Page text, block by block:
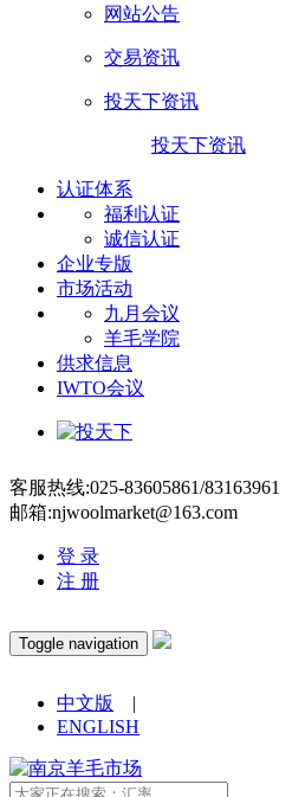
网站公告
交易资讯
投天下资讯
投天下资讯
认证体系
福利认证
诚信认证
企业专版
市场活动
九月会议
羊毛学院
供求信息
IWTO会议
客服热线:025-83605861/83163961
邮箱:njwoolmarket@163.com
登 录
注 册
Toggle navigation
中文版
|
ENGLISH